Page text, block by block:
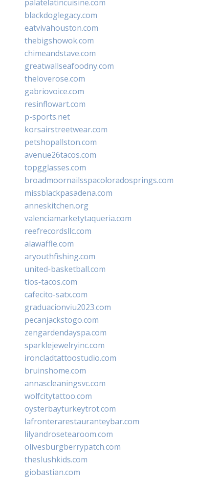
palatelatincuisine.com
blackdoglegacy.com
eatvivahouston.com
thebigshowok.com
chimeandstave.com
greatwallseafoodny.com
theloverose.com
gabriovoice.com
resinflowart.com
p-sports.net
korsairstreetwear.com
petshopallston.com
avenue26tacos.com
topgglasses.com
broadmoornailsspacoloradosprings.com
missblackpasadena.com
anneskitchen.org
valenciamarketytaqueria.com
reefrecordsllc.com
alawaffle.com
aryouthfishing.com
united-basketball.com
tios-tacos.com
cafecito-satx.com
graduacionviu2023.com
pecanjackstogo.com
zengardendayspa.com
sparklejewelryinc.com
ironcladtattoostudio.com
bruinshome.com
annascleaningsvc.com
wolfcitytattoo.com
oysterbayturkeytrot.com
lafronterarestauranteybar.com
lilyandrosetearoom.com
olivesburgberrypatch.com
theslushkids.com
giobastian.com